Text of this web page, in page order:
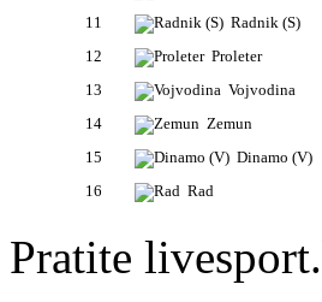
11
Radnik (S)
12
Proleter
13
Vojvodina
14
Zemun
15
Dinamo (V)
16
Rad
Pratite